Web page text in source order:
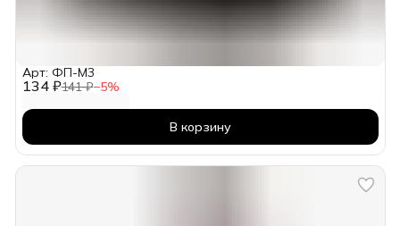
134 ₽141 ₽−5%
Арт: ФП-М3
В корзину